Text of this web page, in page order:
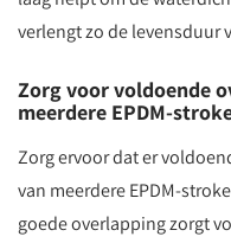
verlengt zo de levensduur
Zorg voor voldoende
meerdere EPDM-
Zorg ervoor dat er
van meerdere EPDM-
goede overlapping zorgt